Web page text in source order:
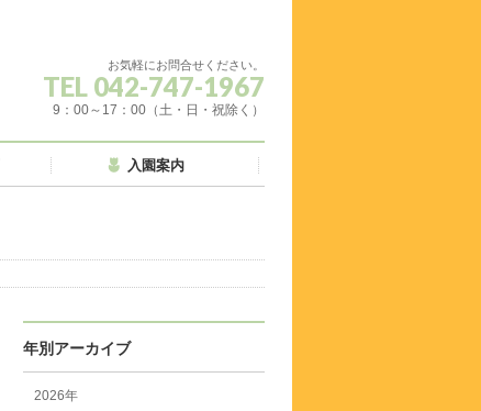
お気軽にお問合せください。
TEL 042-747-1967
9：00～17：00（土・日・祝除く）
入園案内
年別アーカイブ
2026年